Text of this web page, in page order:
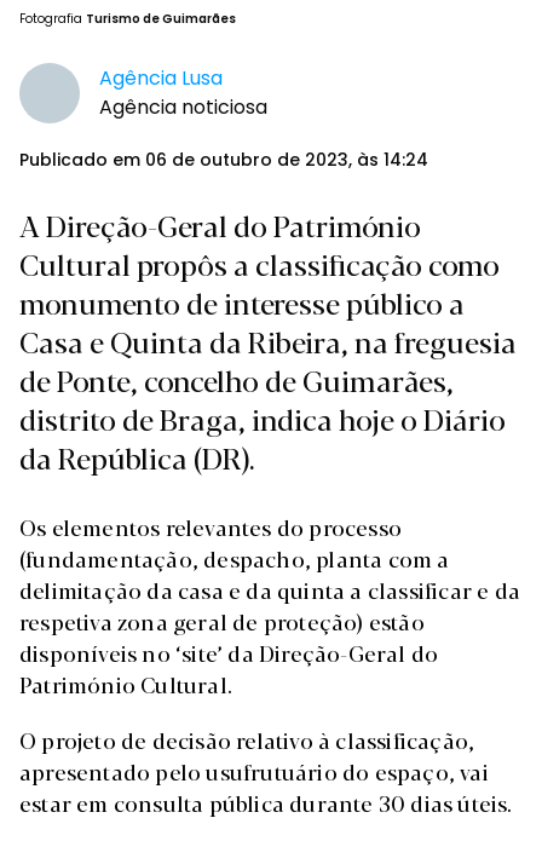
Fotografia Turismo de Guimarães
Agência Lusa
Agência noticiosa
Publicado em 06 de outubro de 2023, às 14:24
A Direção-Geral do Património
Cultural propôs a classificação como
monumento de interesse público a
Casa e Quinta da Ribeira, na freguesia
de Ponte, concelho de Guimarães,
distrito de Braga, indica hoje o Diário
da República (DR).
Os elementos relevantes do processo
(fundamentação, despacho, planta com a
delimitação da casa e da quinta a classificar e da
respetiva zona geral de proteção) estão
disponíveis no ‘site’ da Direção-Geral do
Património Cultural.
O projeto de decisão relativo à classificação,
apresentado pelo usufrutuário do espaço, vai
estar em consulta pública durante 30 dias úteis.